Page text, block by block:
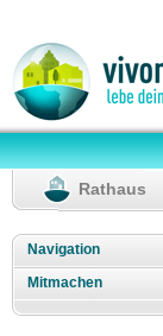
Rathaus
Navigation
Mitmachen